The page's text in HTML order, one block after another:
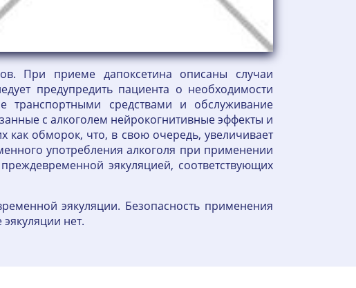
При приеме дапоксетина описаны случаи
предупредить пациента о необходимости
транспортными средствами и обслуживание
с алкоголем нейрокогнитивные эффекты и
как обморок, что, в свою очередь, увеличивает
употребления алкоголя при применении
эякуляцией, соответствующих
эякуляции. Безопасность применения
нет.